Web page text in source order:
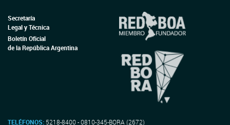
Secretaría
Legal y Técnica
Boletín Oficial
de la República Argentina
TELÉFONOS: 5218-8400 - 0810-345-BORA (2672)